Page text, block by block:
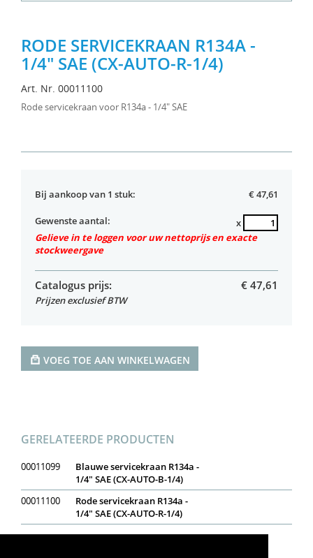
RODE SERVICEKRAAN R134A -
1/4" SAE (CX-AUTO-R-1/4)
Art. Nr. 00011100
Rode servicekraan voor R134a - 1/4" SAE
Bij aankoop van 1 stuk: € 47,61
Gewenste aantal:
x
Gelieve in te loggen voor uw nettoprijs en exacte
stockweergave
Catalogus prijs:
Prijzen exclusief BTW
€ 47,61
VOEG TOE AAN WINKELWAGEN
GERELATEERDE PRODUCTEN
00011099
Blauwe servicekraan R134a -
1/4" SAE (CX-AUTO-B-1/4)
00011100
Rode servicekraan R134a -
1/4" SAE (CX-AUTO-R-1/4)